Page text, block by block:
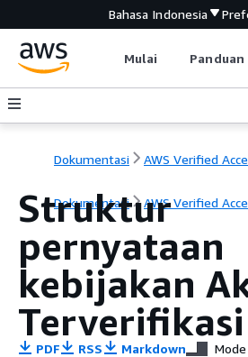
Bahasa Indonesia
Mulai
Dokumentasi AWS Verified
Dokumentasi AWS Verified
Struktur
pernyataan
kebijakan
Terverifikasi
PDF RSS Markdown